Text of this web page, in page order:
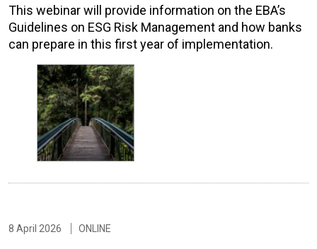
This webinar will provide information on the EBA’s
Guidelines on ESG Risk Management and how banks
can prepare in this first year of implementation.
8 April 2026 ONLINE